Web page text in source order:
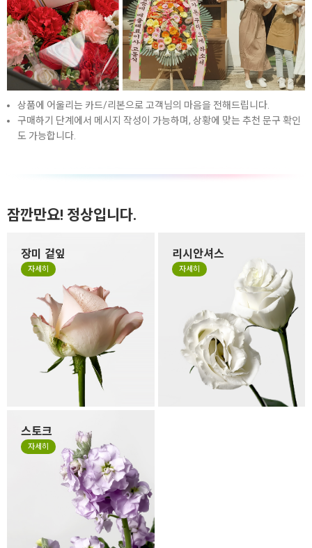
상품에 어울리는 카드/리본으로 고객님의 마음을 전해드립니다.
구매하기 단계에서 메시지 작성이 가능하며, 상황에 맞는 추천 문구 확인
도 가능합니다.
잠깐만요! 정상입니다.
장미 겉잎
자세히
장미 겉잎이 쭈글거리거나 잎
의 색이 바랜 것은 시든게 아니
라 꽃을 예쁜 형태로 싱싱하고
오랜 생명력을 유지하기 위해
떼지 않고 제작하는 경우가 있
습니다. 만일 겉잎이 보기 싫으
시면 겉잎 부분만 살짝 떼어 주
리시안셔스
자세히
리시안셔스는 꽃잎이 하늘거
리는 얇은 잎들로 구성되어 있
어서 소재 특성상 꽃 형태가 원
형이 아닌 타원형으로 눌리거
나, 봉오리 형태가 찌그러져 있
을 수 있습니다. 살아있는 꽃의
자연스런 모습이니 그 모습도
사랑해 주세요.
스토크
자세히
계절꽃 소재로 잘 사용하는 스
토크는 얇고 작은 잎들이 줄줄
이 달려 있는 꽃으로 이러한 특
성 때문에 꽃의 형태가 일정하
지 않고, 말려져 있거나 쭈글거
리며 자유로운 형태가 있는 꽃
입니다. 스토크는 말라서 시들